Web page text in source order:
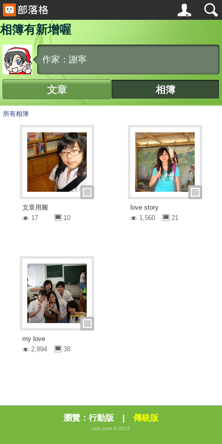
相簿有新增喔
作家：謝寧
文章 相簿
所有相簿
文章用圖
17
10
love story
1,560
21
my love
2,894
38
瀏覽： 行動版 | 傳統版
udn.com © 2012